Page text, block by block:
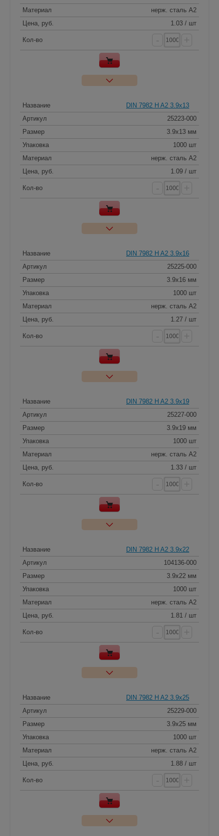
Материал
нерж. сталь A2
Цена, руб.
1.03 / шт
Кол-во
Название
DIN 7982 H A2 3.9x13
Артикул
25223-000
Размер
3.9x13 мм
Упаковка
1000 шт
Материал
нерж. сталь A2
Цена, руб.
1.09 / шт
Кол-во
Название
DIN 7982 H A2 3.9x16
Артикул
25225-000
Размер
3.9x16 мм
Упаковка
1000 шт
Материал
нерж. сталь A2
Цена, руб.
1.27 / шт
Кол-во
Название
DIN 7982 H A2 3.9x19
Артикул
25227-000
Размер
3.9x19 мм
Упаковка
1000 шт
Материал
нерж. сталь A2
Цена, руб.
1.33 / шт
Кол-во
Название
DIN 7982 H A2 3.9x22
Артикул
104136-000
Размер
3.9x22 мм
Упаковка
1000 шт
Материал
нерж. сталь A2
Цена, руб.
1.81 / шт
Кол-во
Название
DIN 7982 H A2 3.9x25
Артикул
25229-000
Размер
3.9x25 мм
Упаковка
1000 шт
Материал
нерж. сталь A2
Цена, руб.
1.88 / шт
Кол-во